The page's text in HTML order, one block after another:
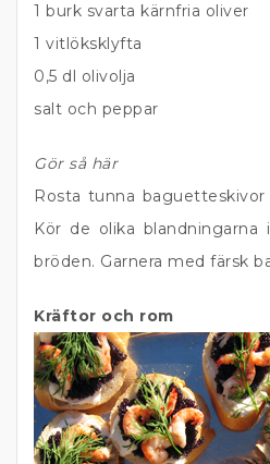
1 burk svarta kärnfria oliver
1 vitlöksklyfta
0,5 dl olivolja
salt och peppar
Gör så här
Rosta tunna
Kör de olika
bröden. Garnera med färsk
Kräftor och rom